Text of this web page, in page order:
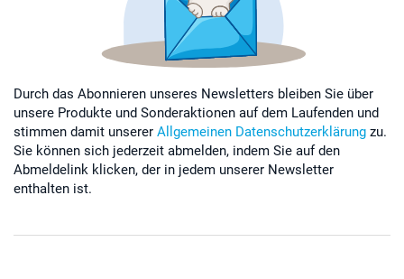
Durch das Abonnieren unseres Newsletters bleiben Sie über
unsere Produkte und Sonderaktionen auf dem Laufenden und
stimmen damit unserer Allgemeinen Datenschutzerklärung zu.
Sie können sich jederzeit abmelden, indem Sie auf den
Abmeldelink klicken, der in jedem unserer Newsletter
enthalten ist.